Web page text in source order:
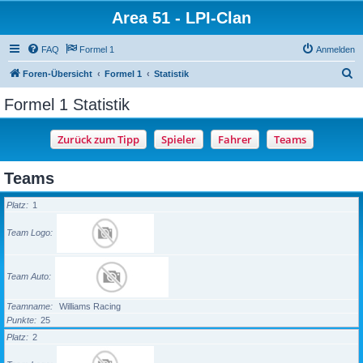
Area 51 - LPI-Clan
FAQ Formel 1 Anmelden
Foren-Übersicht Formel 1 Statistik
Formel 1 Statistik
Teams
Platz 1
Team Logo
Team Auto
Teamname
Williams Racing
Punkte
25
Platz
2